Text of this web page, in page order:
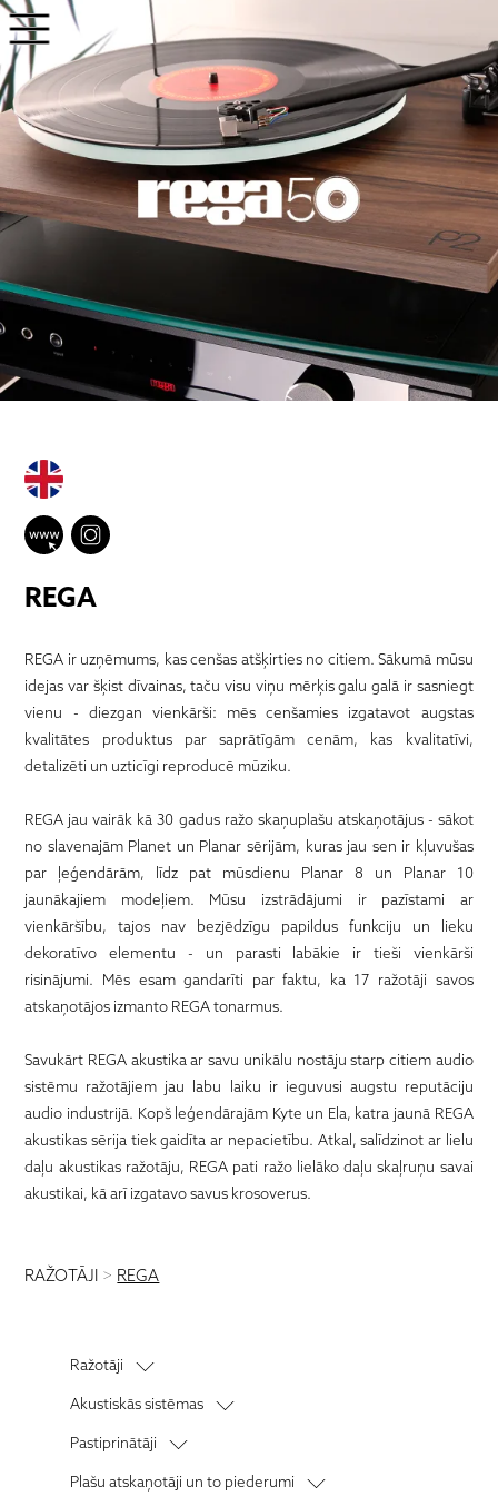
REGA
REGA ir uzņēmums, kas cenšas atšķirties no citiem. Sākumā mūsu
idejas var šķist dīvainas, taču visu viņu mērķis galu galā ir sasniegt
vienu - diezgan vienkārši: mēs cenšamies izgatavot augstas
kvalitātes produktus par saprātīgām cenām, kas kvalitatīvi,
detalizēti un uzticīgi reproducē mūziku.
REGA jau vairāk kā 30 gadus ražo skaņuplašu atskaņotājus - sākot
no slavenajām Planet un Planar sērijām, kuras jau sen ir kļuvušas
par ļeģendārām, līdz pat mūsdienu Planar 8 un Planar 10
jaunākajiem modeļiem. Mūsu izstrādājumi ir pazīstami ar
vienkāršību, tajos nav bezjēdzīgu papildus funkciju un lieku
dekoratīvo elementu - un parasti labākie ir tieši vienkārši
risinājumi. Mēs esam gandarīti par faktu, ka 17 ražotāji savos
atskaņotājos izmanto REGA tonarmus.
Savukārt REGA akustika ar savu unikālu nostāju starp citiem audio
sistēmu ražotājiem jau labu laiku ir ieguvusi augstu reputāciju
audio industrijā. Kopš leģendārajām Kyte un Ela, katra jaunā REGA
akustikas sērija tiek gaidīta ar nepacietību. Atkal, salīdzinot ar lielu
daļu akustikas ražotāju, REGA pati ražo lielāko daļu skaļruņu savai
akustikai, kā arī izgatavo savus krosoverus.
RAŽOTĀJI > REGA
Ražotāji
Audiolab
Akustiskās sistēmas
Grīdas akustika
Plaukta akustika
Pastiprinātāji
Stereo pastiprinātāji
Plašu atskaņotāji un to piederumi